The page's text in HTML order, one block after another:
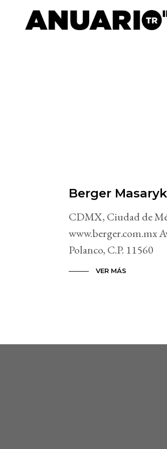
Berger Masaryk
CDMX, Ciudad de
www.berger.com.mx
Polanco, C.P. 11560
VER MÁS